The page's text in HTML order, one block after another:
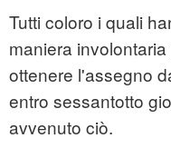
Tutti coloro i quali
maniera
ottenere l'assegno
entro sessantotto
avvenuto ciò.